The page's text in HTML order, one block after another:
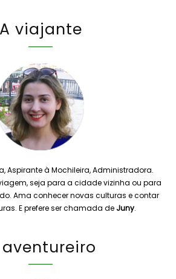
A viajante
Aspirante à Mochileira, Administradora.
seja para a cidade vizinha ou para
Ama conhecer novas culturas e contar
E prefere ser chamada de Juny.
aventureiro